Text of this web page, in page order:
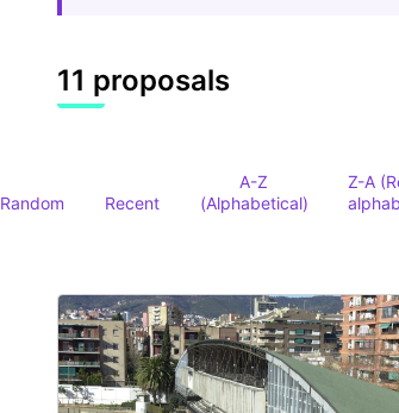
11 proposals
Random Recent
A-Z
(Alphabetical)
Z-A